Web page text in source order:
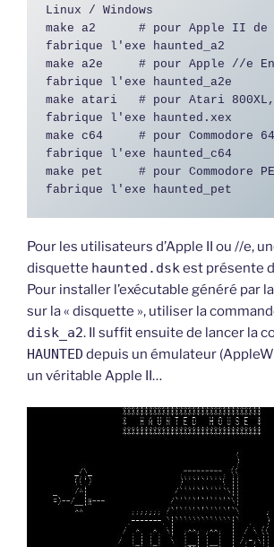
Linux / Windows
make a2      # pour Apple II de
fabrique l'exe haunted_a2
make a2e     # pour Apple //e
fabrique l'exe haunted_a2e
make atari   # pour Atari 800XL,
fabrique l'exe haunted.xex
make c64     # pour Commodore
fabrique l'exe haunted_c64
make pet     # pour Commodore
fabrique l'exe haunted_pet
Pour les utilisateurs d’Apple II ou //e,
disquette haunted.dskest présente
Pour installer l’exécutable généré par
sur la « disquette », utiliser la
disk_a2. Il suffit ensuite de lancer la
HAUNTED depuis un émulateur
un véritable Apple II…